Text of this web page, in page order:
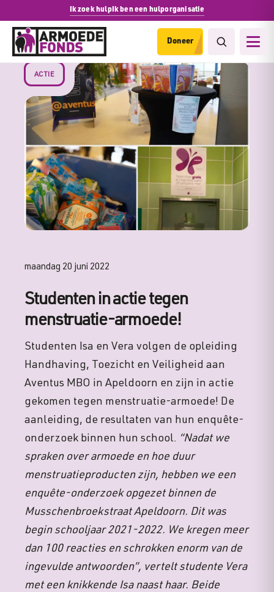
Ik zoek hulpIk ben een hulporganisatie
Doneer
ACTIE
maandag 20 juni 2022
Studenten in actie tegen
menstruatie-armoede!
Studenten Isa en Vera volgen de opleiding
Handhaving, Toezicht en Veiligheid aan
Aventus MBO in Apeldoorn en zijn in actie
gekomen tegen menstruatie-armoede! De
aanleiding, de resultaten van hun enquête-
onderzoek binnen hun school. “Nadat we
spraken over armoede en hoe duur
menstruatieproducten zijn, hebben we een
enquête-onderzoek opgezet binnen de
Musschenbroekstraat Apeldoorn. Dit was
begin schooljaar 2021-2022. We kregen meer
dan 100 reacties en schrokken enorm van de
ingevulde antwoorden”, vertelt studente Vera
met een knikkende Isa naast haar. Beide